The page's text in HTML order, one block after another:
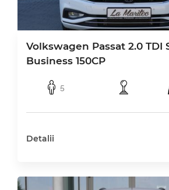
Volkswagen Passat 2.0 TDI
Business 150CP
5
Detalii